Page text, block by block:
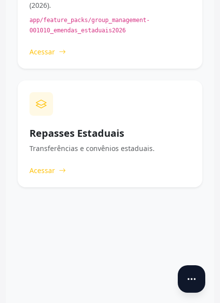
(2026).
app/feature_packs/group_management-
001010_emendas_estaduais2026
Acessar
Repasses Estaduais
Transferências e convênios estaduais.
Acessar